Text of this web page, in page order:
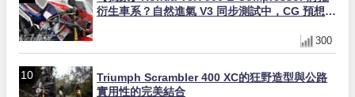
衍生車系？自然進氣 V3 同步測試中，CG 預想曝
300
Triumph Scrambler 400 XC的狂野造型與公路
實用性的完美結合